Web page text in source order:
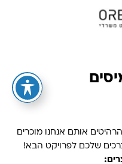
הרהיטים אותם אנחנו מוכרים
שלכם לפרויקט הבא!